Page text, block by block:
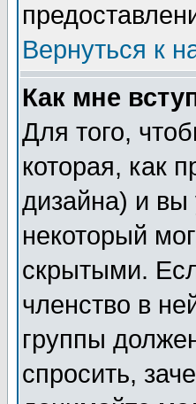
Вернуться к
Как мне
Для того,
которая, как
дизайна) и вы
некоторый
скрытыми.
членство в
группы
спросить,